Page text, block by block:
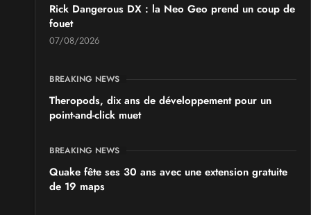
Rick Dangerous DX : la Neo Geo prend un coup de
fouet
07/08/2026
BREAKING NEWS
Theropods, dix ans de développement pour un
point-and-click muet
BREAKING NEWS
Quake fête ses 30 ans avec une extension gratuite
de 19 maps